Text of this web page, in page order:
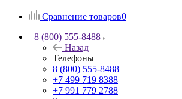
Сравнение товаров0
8 (800) 555-8488
Назад
Телефоны
8 (800) 555-8488
+7 499 719 8388
+7 991 779 2788